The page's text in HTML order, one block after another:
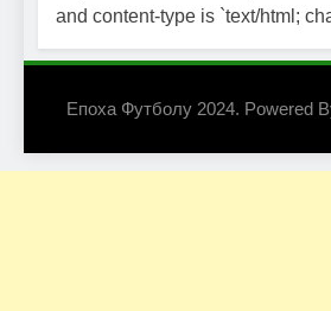
and content-type is `text/html;
Епоха Футболу 2024. Powered